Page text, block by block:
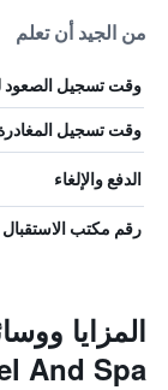
من الجيد أن تعلم
وقت تسجيل الصعود
وقت تسجيل
الدفع والإلغاء
رقم مكتب الاستقبال
And Spa